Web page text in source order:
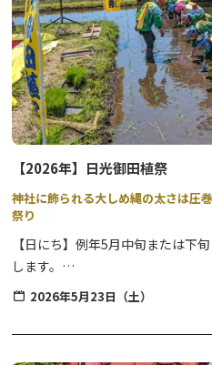
囲気を体験できます。
※祭事内容については変更となる
せのうえお出かけください。
【2026年】日光御田植祭
神社に飾られる大しめ縄の太さは圧
祭り
【日にち】例年5月中旬または
します。
【時間】神事：8時頃～、参進：
【場所】森友瀧尾神社・森友地区
2026年5月23日（土）